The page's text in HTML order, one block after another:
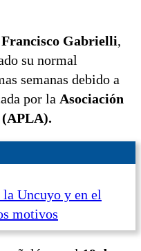
Gabrielli,
su normal
semanas debido a
por la Asociación
(APLA).
Uncuyo y en el
motivos